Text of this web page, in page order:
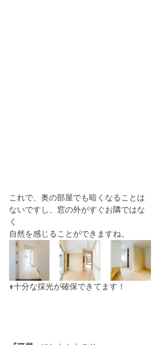
これで、奥の部屋でも暗くなることは
ないですし、窓の外がすぐお隣ではな
く
自然を感じることができますね。
↑十分な採光が確保できてます！